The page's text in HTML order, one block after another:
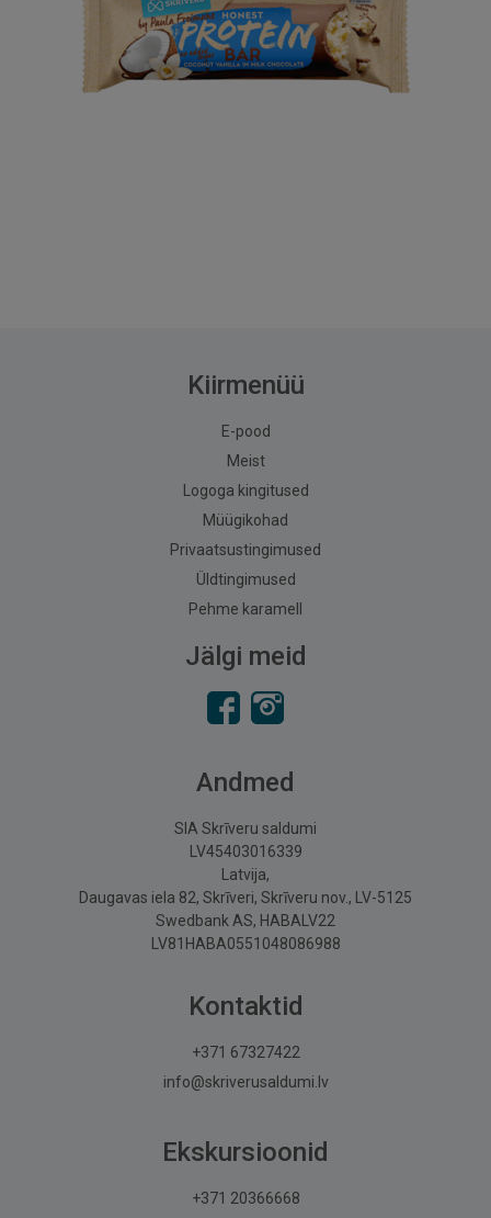
Kiirmenüü
E-pood
Meist
Logoga kingitused
Müügikohad
Privaatsustingimused
Üldtingimused
Pehme karamell
Jälgi meid
Andmed
SIA Skrīveru saldumi
LV45403016339
Latvija,
Daugavas iela 82, Skrīveri, Skrīveru nov., LV-5125
Swedbank AS, HABALV22
LV81HABA0551048086988
Kontaktid
+371 67327422
info@skriverusaldumi.lv
Ekskursioonid
+371 20366668